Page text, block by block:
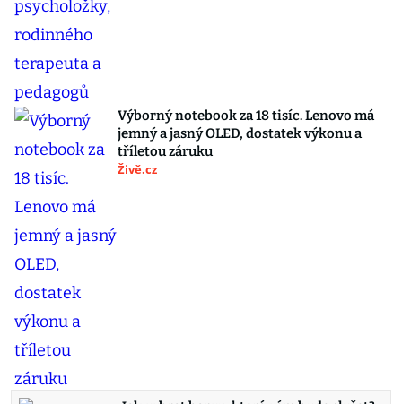
Výborný notebook za 18 tisíc. Lenovo má
jemný a jasný OLED, dostatek výkonu a
tříletou záruku
Živě.cz